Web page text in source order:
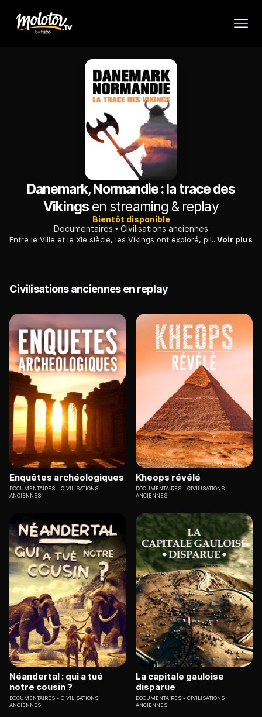
Danemark, Normandie : la trace des
Vikingsen streaming & replay
Bientôt disponible
Documentaires
Civilisations anciennes
Entre le VIIIe et le XIe siècle, les Vikings ont exploré, pillé et commercé, marquant profondément leurs contemporains du Danemark jusqu'à la Normandie.Voir plus
Civilisations anciennes en replay
Enquêtes archéologiques
DOCUMENTAIRES
CIVILISATIONS
ANCIENNES
Kheops révélé
DOCUMENTAIRES
CIVILISATIONS
ANCIENNES
Néandertal : qui a tué
notre cousin ?
DOCUMENTAIRES
CIVILISATIONS
ANCIENNES
La capitale gauloise
disparue
DOCUMENTAIRES
CIVILISATIONS
ANCIENNES